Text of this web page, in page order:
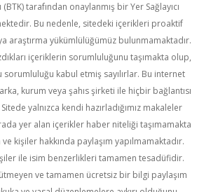
tarafından onaylanmış bir Yer Sağlayıcı
Bu nedenle, sitedeki içerikleri proaktif
araştırma yükümlülüğümüz bulunmamaktadır.
içeriklerin sorumluluğunu taşımakta olup,
kabul etmiş sayılırlar. Bu internet
kurum veya şahıs şirketi ile hiçbir bağlantısı
yalnızca kendi hazırladığımız makaleler
yer alan içerikler haber niteliği taşımamakta
kişiler hakkında paylaşım yapılmamaktadır.
ile isim benzerlikleri tamamen tesadüfidir.
ve tamamen ücretsiz bir bilgi paylaşım